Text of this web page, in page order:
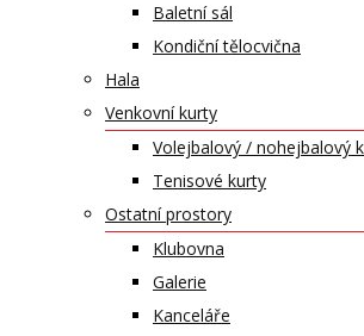
Baletní sál
Kondiční tělocvična
Hala
Venkovní kurty
Volejbalový / nohejbalový
Tenisové kurty
Ostatní prostory
Klubovna
Galerie
Kanceláře